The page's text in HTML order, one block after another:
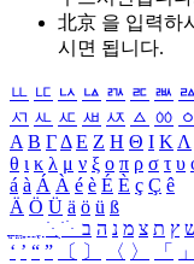
北京 을 입력하
시면 됩니다.
ㅥ ㅦ ㅧ ㅨ ㅩ ㅪ ㅫ ㅬ
ㅺ ㅻ ㅼ ㅽ ㅾ ㅿ ㆀ ㆁ
Α Β ΓΔ Ε Ζ Η Θ Ι ΚΛ
θ ι κ λ μ ν ξ ο π ρ σ τ υ
á à Á À é è É È ç Ç ê
Ä Ö Ü ä ö ü ß
ִֶֹ ֻּ ׁׂ ץ ת צ מ נ ה ב
‘ ’ “ ” 〔 〕 〈 〉 「 」